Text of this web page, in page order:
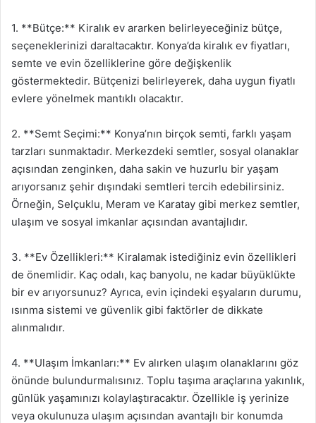
1. **Bütçe:** Kiralık ev ararken belirleyeceğiniz bütçe,
seçeneklerinizi daraltacaktır. Konya’da kiralık ev fiyatları,
semte ve evin özelliklerine göre değişkenlik
göstermektedir. Bütçenizi belirleyerek, daha uygun fiyatlı
evlere yönelmek mantıklı olacaktır.
2. **Semt Seçimi:** Konya’nın birçok semti, farklı yaşam
tarzları sunmaktadır. Merkezdeki semtler, sosyal olanaklar
açısından zenginken, daha sakin ve huzurlu bir yaşam
arıyorsanız şehir dışındaki semtleri tercih edebilirsiniz.
Örneğin, Selçuklu, Meram ve Karatay gibi merkez semtler,
ulaşım ve sosyal imkanlar açısından avantajlıdır.
3. **Ev Özellikleri:** Kiralamak istediğiniz evin özellikleri
de önemlidir. Kaç odalı, kaç banyolu, ne kadar büyüklükte
bir ev arıyorsunuz? Ayrıca, evin içindeki eşyaların durumu,
ısınma sistemi ve güvenlik gibi faktörler de dikkate
alınmalıdır.
4. **Ulaşım İmkanları:** Ev alırken ulaşım olanaklarını göz
önünde bulundurmalısınız. Toplu taşıma araçlarına yakınlık,
günlük yaşamınızı kolaylaştıracaktır. Özellikle iş yerinize
veya okulunuza ulaşım açısından avantajlı bir konumda